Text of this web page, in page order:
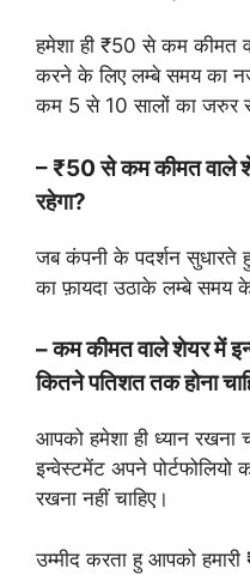
हमेशा ही ₹50 से कम कीमत
करने के लिए लम्बे समय का
कम 5 से 10 सालों का जरुर
– ₹50 से कम कीमत वाले
रहेगा?
जब कंपनी के पदर्शन सुधारते
का फ़ायदा उठाके लम्बे समय
– कम कीमत वाले शेयर में
कितने पतिशत तक होना
आपको हमेशा ही ध्यान रखना
इन्वेस्टमेंट अपने पोर्टफोलियो
रखना नहीं चाहिए।
उम्मीद करता हु आपको हमारी